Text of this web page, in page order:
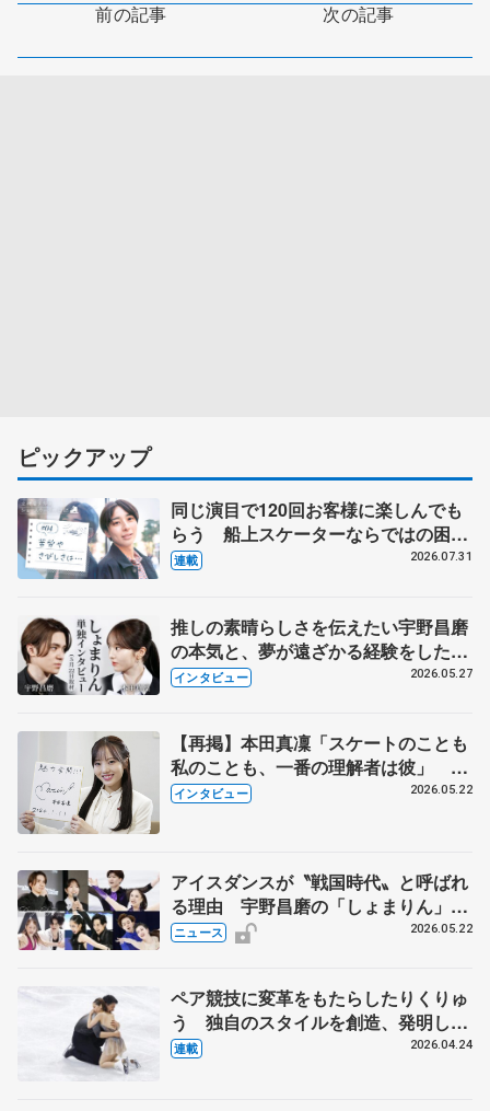
前の記事 次の記事
ピックアップ
同じ演目で120回お客様に楽しんでも
らう 船上スケーターならではの困難
とは 影響あったPIW前キャプテン松
連載 2026.07.31
推しの素晴らしさを伝えたい宇野昌磨
の本気と、夢が遠ざかる経験をした本
田真凜の覚悟
インタビュー 2026.05.27
【再掲】本田真凜「スケートのことも
私のことも、一番の理解者は彼」 引
退時の単独インタビューで語った競技
インタビュー 2026.05.22
アイスダンスが〝戦国時代〟と呼ばれ
る理由 宇野昌磨の「しょまりん」ら
実力者が相次いで参戦 国内の競争激
ニュース 2026.05.22
ペア競技に変革をもたらしたりくりゅ
う 独自のスタイルを創造、発明した
【引退発表後②】
連載 2026.04.24